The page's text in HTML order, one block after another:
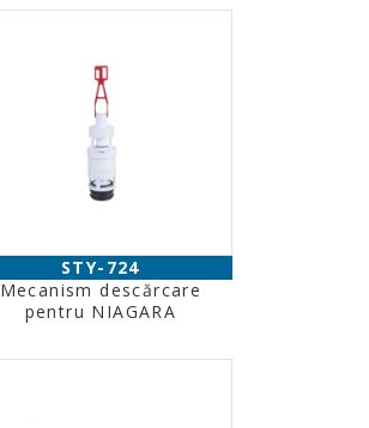
STY-724
Mecanism descărcare
pentru NIAGARA